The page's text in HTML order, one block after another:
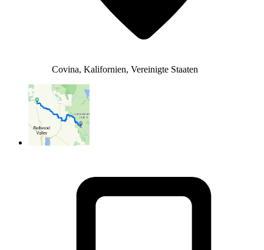
Covina, Kalifornien, Vereinigte Staaten